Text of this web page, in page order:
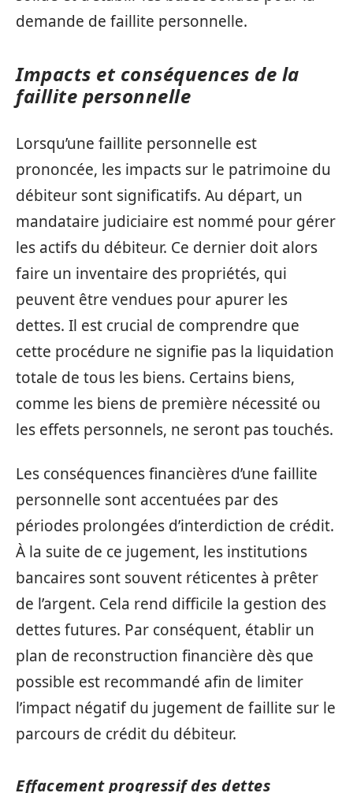
demande de faillite personnelle.
Impacts et conséquences de la
faillite personnelle
Lorsqu’une faillite personnelle est
prononcée, les impacts sur le patrimoine du
débiteur sont significatifs. Au départ, un
mandataire judiciaire est nommé pour gérer
les actifs du débiteur. Ce dernier doit alors
faire un inventaire des propriétés, qui
peuvent être vendues pour apurer les
dettes. Il est crucial de comprendre que
cette procédure ne signifie pas la liquidation
totale de tous les biens. Certains biens,
comme les biens de première nécessité ou
les effets personnels, ne seront pas touchés.
Les conséquences financières d’une faillite
personnelle sont accentuées par des
périodes prolongées d’interdiction de crédit.
À la suite de ce jugement, les institutions
bancaires sont souvent réticentes à prêter
de l’argent. Cela rend difficile la gestion des
dettes futures. Par conséquent, établir un
plan de reconstruction financière dès que
possible est recommandé afin de limiter
l’impact négatif du jugement de faillite sur le
parcours de crédit du débiteur.
Effacement progressif des dettes